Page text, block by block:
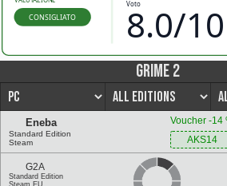
CONSIGLIATO
Voto
8.0/10